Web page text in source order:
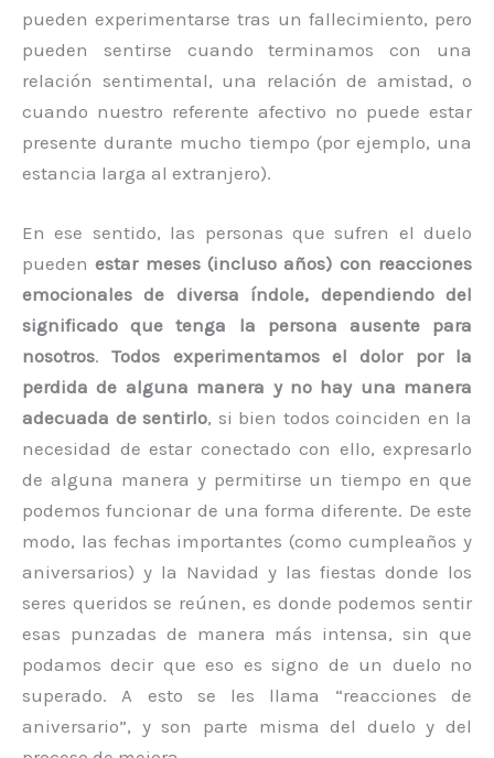
pueden experimentarse tras un fallecimiento, pero
pueden sentirse cuando terminamos con una
relación sentimental, una relación de amistad, o
cuando nuestro referente afectivo no puede estar
presente durante mucho tiempo (por ejemplo, una
estancia larga al extranjero).
En ese sentido, las personas que sufren el duelo
puedenestar meses (incluso años) con reacciones
emocionales de diversa índole, dependiendo del
significado que tenga la persona ausente para
nosotros.Todos experimentamos el dolor por la
perdida de alguna manera y no hay una manera
adecuada de sentirlo, si bien todos coinciden en la
necesidad de estar conectado con ello, expresarlo
de alguna manera y permitirse un tiempo en que
podemos funcionar de una forma diferente. De este
modo, las fechas importantes (como cumpleaños y
aniversarios) y la Navidad y las fiestas donde los
seres queridos se reúnen, es donde podemos sentir
esas punzadas de manera más intensa, sin que
podamos decir que eso es signo de un duelo no
superado. A esto se les llama “reacciones de
aniversario”, y son parte misma del duelo y del